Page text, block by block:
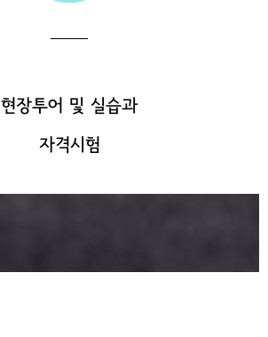
현장투어 및 실습과
자격시험